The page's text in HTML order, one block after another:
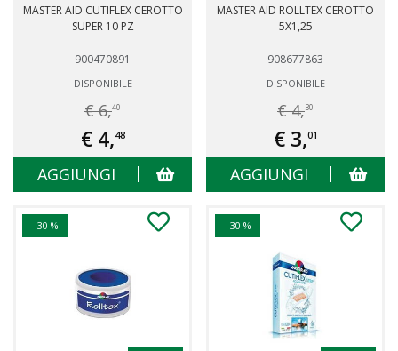
MASTER AID CUTIFLEX CEROTTO
SUPER 10 PZ
900470891
DISPONIBILE
€ 6,40
€ 4,48
AGGIUNGI
MASTER AID ROLLTEX CEROTTO
5X1,25
908677863
DISPONIBILE
€ 4,30
€ 3,01
AGGIUNGI
- 30 % - 30 %